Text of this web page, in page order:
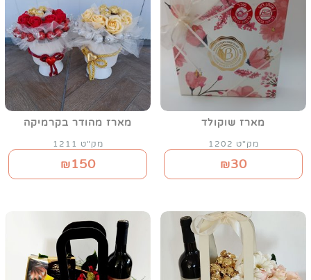
מארז שוקולד
מק"ט 1202
₪30
מארז מהודר בקרמיקה
מק"ט 1211
₪150